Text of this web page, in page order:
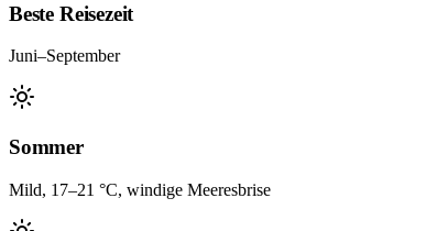
Beste Reisezeit
Juni–September
Sommer
Mild, 17–21 °C, windige Meeresbrise